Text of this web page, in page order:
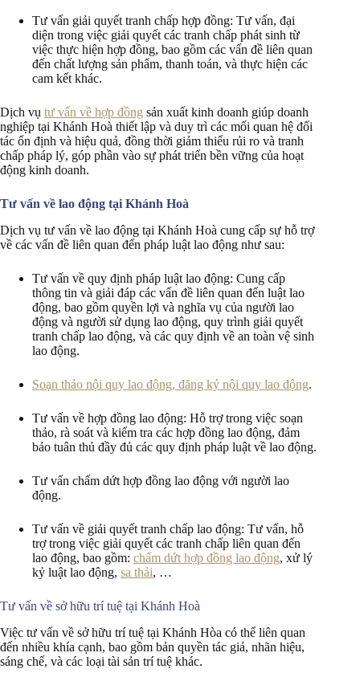
Tư vấn giải quyết tranh chấp hợp đồng: Tư vấn, đại
diện trong việc giải quyết các tranh chấp phát sinh từ
việc thực hiện hợp đồng, bao gồm các vấn đề liên quan
đến chất lượng sản phẩm, thanh toán, và thực hiện các
cam kết khác.
Dịch vụ tư vấn về hợp đồng sản xuất kinh doanh giúp doanh
nghiệp tại Khánh Hoà thiết lập và duy trì các mối quan hệ đối
tác ổn định và hiệu quả, đồng thời giảm thiểu rủi ro và tranh
chấp pháp lý, góp phần vào sự phát triển bền vững của hoạt
động kinh doanh.
Tư vấn về lao động tại Khánh Hoà
Dịch vụ tư vấn về lao động tại Khánh Hoà cung cấp sự hỗ trợ
về các vấn đề liên quan đến pháp luật lao động như sau:
Tư vấn về quy định pháp luật lao động: Cung cấp
thông tin và giải đáp các vấn đề liên quan đến luật lao
động, bao gồm quyền lợi và nghĩa vụ của người lao
động và người sử dụng lao động, quy trình giải quyết
tranh chấp lao động, và các quy định về an toàn vệ sinh
lao động.
Soạn thảo nội quy lao động, đăng ký nội quy lao động.
Tư vấn về hợp đồng lao động: Hỗ trợ trong việc soạn
thảo, rà soát và kiểm tra các hợp đồng lao động, đảm
bảo tuân thủ đầy đủ các quy định pháp luật về lao động.
Tư vấn chấm dứt hợp đồng lao động với người lao
động.
Tư vấn về giải quyết tranh chấp lao động: Tư vấn, hỗ
trợ trong việc giải quyết các tranh chấp liên quan đến
lao động, bao gồm: chấm dứt hợp đồng lao động, xử lý
kỷ luật lao động, sa thải, …
Tư vấn về sở hữu trí tuệ tại Khánh Hoà
Việc tư vấn về sở hữu trí tuệ tại Khánh Hòa có thể liên quan
đến nhiều khía cạnh, bao gồm bản quyền tác giả, nhãn hiệu,
sáng chế, và các loại tài sản trí tuệ khác.